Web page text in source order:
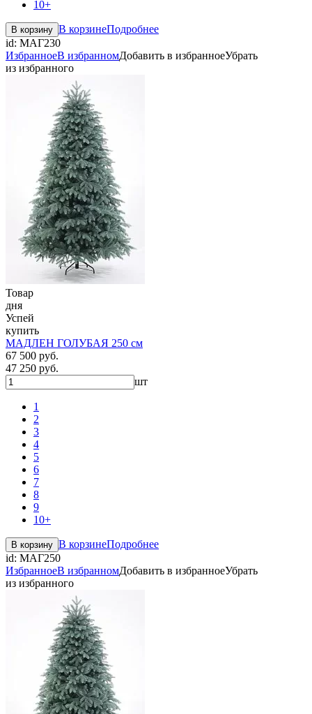
10+
В корзину В корзинеПодробнее
id: МАГ230
ИзбранноеВ избранномДобавить в избранноеУбрать
из избранного
Товар
дня
Успей
купить
МАДЛЕН ГОЛУБАЯ 250 см
67 500 руб.
47 250 руб.
шт
1
2
3
4
5
6
7
8
9
10+
В корзину В корзинеПодробнее
id: МАГ250
ИзбранноеВ избранномДобавить в избранноеУбрать
из избранного